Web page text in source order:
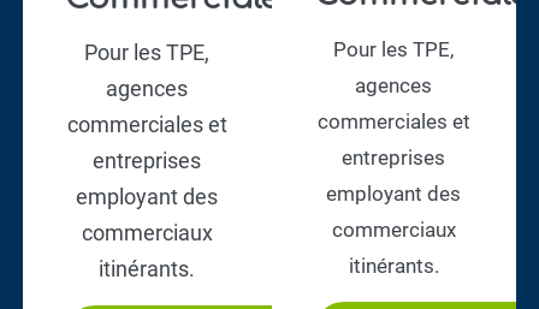
Pour les TPE,
agences
commerciales et
entreprises
employant des
commerciaux
itinérants.
Pour les TPE,
agences
commerciales et
entreprises
employant des
commerciaux
itinérants.